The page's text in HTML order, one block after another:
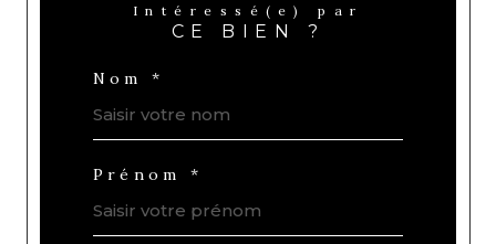
Intéressé(e) par
CE BIEN ?
Nom *
Prénom *